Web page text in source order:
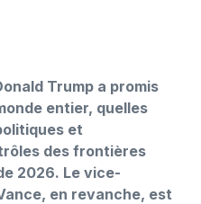
Trump a promis
entier, quelles
et
des frontières
2026. Le vice-
en revanche, est